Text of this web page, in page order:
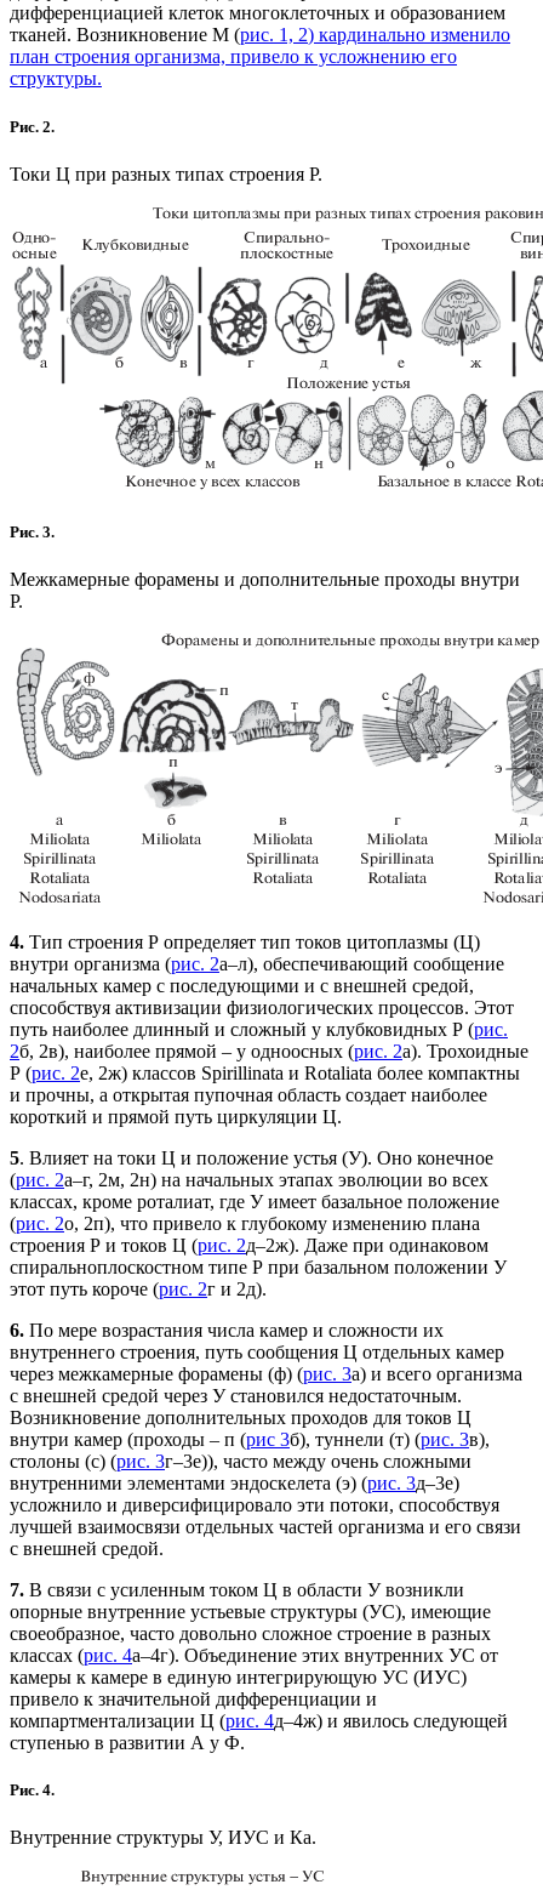
дифференциацией клеток многоклеточных и образованием
тканей. Возникновение М (рис. 1, 2) кардинально изменило
план строения организма, привело к усложнению его
структуры.
Рис. 2.
Токи Ц при разных типах строения Р.
Рис. 3.
Межкамерные форамены и дополнительные проходы внутри
Р.
4. Тип строения Р определяет тип токов цитоплазмы (Ц)
внутри организма (рис. 2а–л), обеспечивающий сообщение
начальных камер с последующими и с внешней средой,
способствуя активизации физиологических процессов. Этот
путь наиболее длинный и сложный у клубковидных Р (рис.
2б, 2в), наиболее прямой – у одноосных (рис. 2а). Трохоидные
Р (рис. 2е, 2ж) классов Spirillinata и Rotaliata более компактны
и прочны, а открытая пупочная область создает наиболее
короткий и прямой путь циркуляции Ц.
5. Влияет на токи Ц и положение устья (У). Оно конечное
(рис. 2а–г, 2м, 2н) на начальных этапах эволюции во всех
классах, кроме роталиат, где У имеет базальное положение
(рис. 2о, 2п), что привело к глубокому изменению плана
строения Р и токов Ц (рис. 2д–2ж). Даже при одинаковом
спиральноплоскостном типе Р при базальном положении У
этот путь короче (рис. 2г и 2д).
6. По мере возрастания числа камер и сложности их
внутреннего строения, путь сообщения Ц отдельных камер
через межкамерные форамены (ф) (рис. 3а) и всего организма
с внешней средой через У становился недостаточным.
Возникновение дополнительных проходов для токов Ц
внутри камер (проходы – п (рис 3б), туннели (т) (рис. 3в),
столоны (с) (рис. 3г–3е)), часто между очень сложными
внутренними элементами эндоскелета (э) (рис. 3д–3е)
усложнило и диверсифицировало эти потоки, способствуя
лучшей взаимосвязи отдельных частей организма и его связи
с внешней средой.
7. В связи с усиленным током Ц в области У возникли
опорные внутренние устьевые структуры (УС), имеющие
своеобразное, часто довольно сложное строение в разных
классах (рис. 4а–4г). Объединение этих внутренних УС от
камеры к камере в единую интегрирующую УС (ИУС)
привело к значительной дифференциации и
компартментализации Ц (рис. 4д–4ж) и явилось следующей
ступенью в развитии А у Ф.
Рис. 4.
Внутренние структуры У, ИУС и Ка.